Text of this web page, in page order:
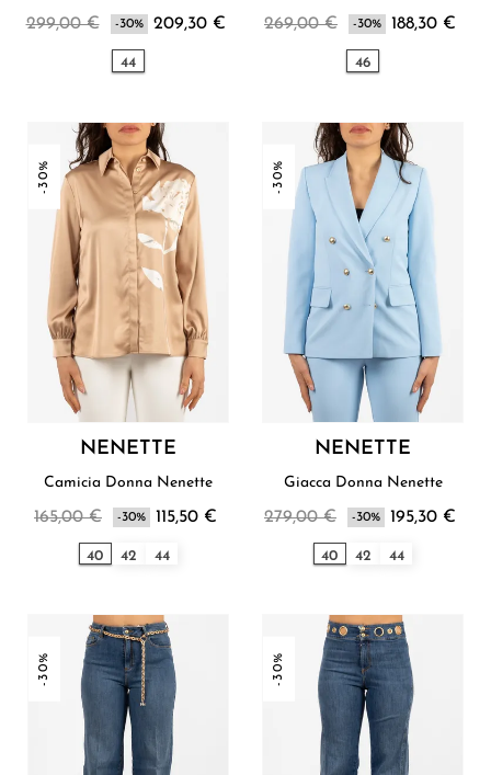
299,00 € -30% 209,30 €
44
269,00 € -30% 188,30 €
46
-30%
NENETTE
Camicia Donna Nenette
165,00 € -30% 115,50 €
40 42 44
-30%
NENETTE
Giacca Donna Nenette
279,00 € -30% 195,30 €
40 42 44
-30% -30%